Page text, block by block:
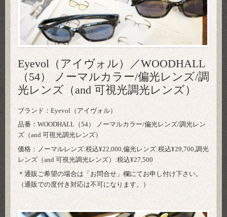
Eyevol（アイヴォル）／WOODHALL
（54） ノーマルカラー/偏光レンズ/調
光レンズ（and 可視光調光レンズ）
ブランド：Eyevol（アイヴォル）
品番：WOODHALL（54） ノーマルカラー/偏光レンズ/調光レン
ズ（and 可視光調光レンズ）
価格：ノーマルレンズ:税込¥22,000,偏光レンズ:税込¥29,700,調光
レンズ（and 可視光調光レンズ）:税込¥27,500
＊通販ご希望の場合は「 お問合せ 」欄にてお申し付け下さい。
（通販での度付き対応は不可になります。）